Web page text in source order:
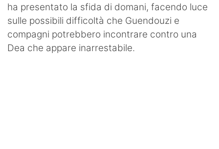
ha presentato la sfida di domani, facendo luce
sulle possibili difficoltà che Guendouzi e
compagni potrebbero incontrare contro una
Dea che appare inarrestabile.